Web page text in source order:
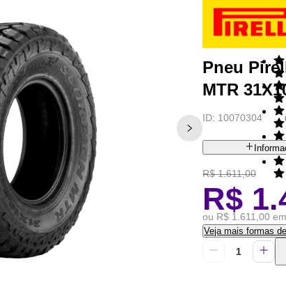
Pneu
MTR
ID: 10070304
R$ 1.611,00
R$
ou R$ 1.611,00
Veja mais formas